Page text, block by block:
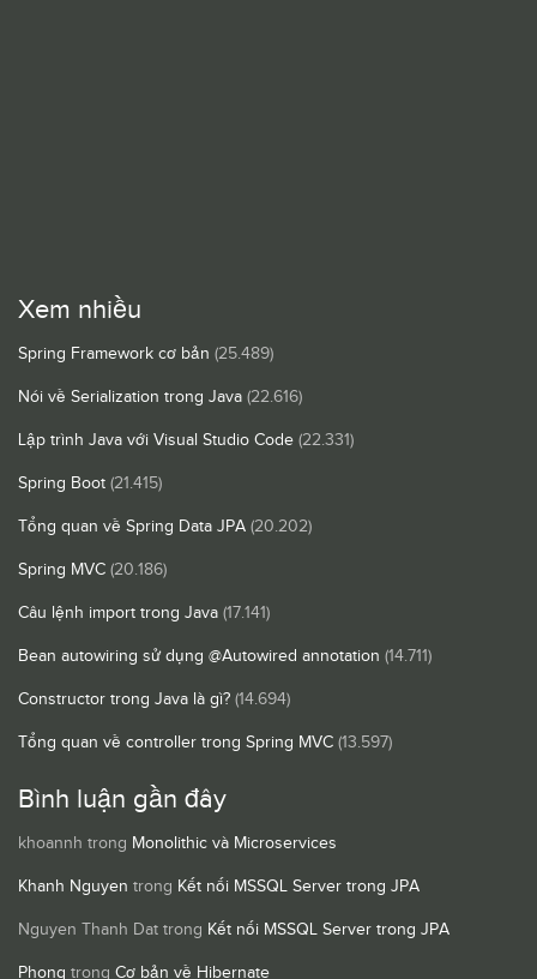
Xem nhiều
Spring Framework cơ bản (25.489)
Nói về Serialization trong Java (22.616)
Lập trình Java với Visual Studio Code (22.331)
Spring Boot (21.415)
Tổng quan về Spring Data JPA (20.202)
Spring MVC (20.186)
Câu lệnh import trong Java (17.141)
Bean autowiring sử dụng @Autowired annotation (14.711)
Constructor trong Java là gì? (14.694)
Tổng quan về controller trong Spring MVC (13.597)
Bình luận gần đây
khoannh trong Monolithic và Microservices
Khanh Nguyen trong Kết nối MSSQL Server trong JPA
Nguyen Thanh Dat trong Kết nối MSSQL Server trong JPA
Phong trong Cơ bản về Hibernate